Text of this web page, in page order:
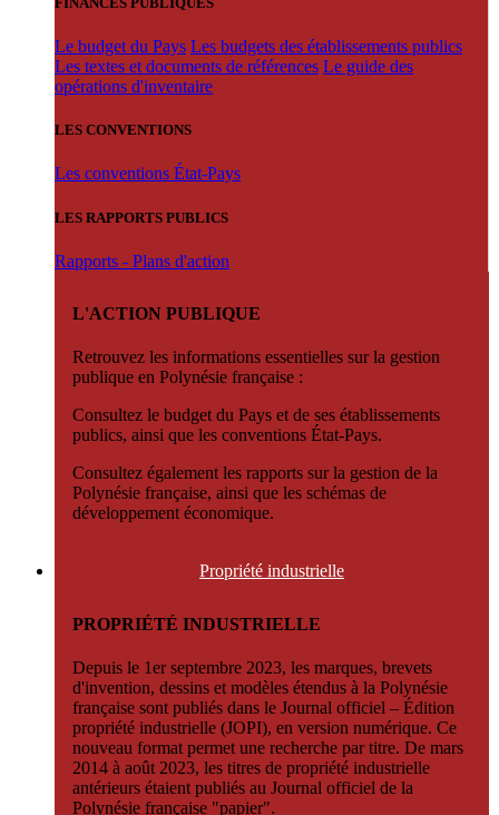
Le budget du Pays Les budgets des établissements publics
Les textes et documents de références Le guide des
opérations d'inventaire
LES CONVENTIONS
Les conventions État-Pays
LES RAPPORTS PUBLICS
Rapports - Plans d'action
L'ACTION PUBLIQUE
Retrouvez les informations essentielles sur la gestion
publique en Polynésie française :
Consultez le budget du Pays et de ses établissements
publics, ainsi que les conventions État-Pays.
Consultez également les rapports sur la gestion de la
Polynésie française, ainsi que les schémas de
développement économique.
Propriété industrielle
PROPRIÉTÉ INDUSTRIELLE
Depuis le 1er septembre 2023, les marques, brevets
d'invention, dessins et modèles étendus à la Polynésie
française sont publiés dans le Journal officiel – Édition
propriété industrielle (JOPI), en version numérique. Ce
nouveau format permet une recherche par titre. De mars
2014 à août 2023, les titres de propriété industrielle
antérieurs étaient publiés au Journal officiel de la
Polynésie française "papier".